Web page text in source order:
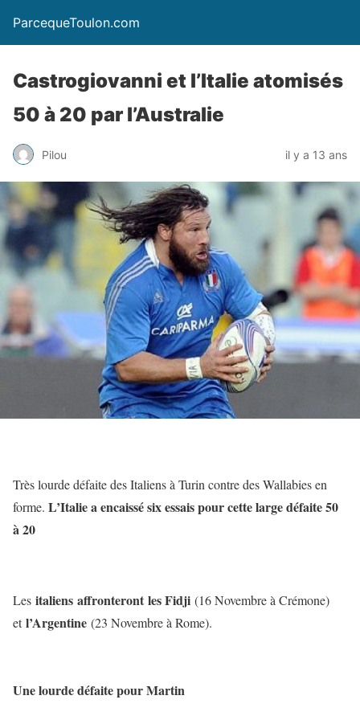
ParcequeToulon.com
Castrogiovanni et l’Italie atomisés
50 à 20 par l’Australie
Pilou il y a 13 ans
Très lourde défaite des Italiens à Turin contre des Wallabies en
forme. L’Italie a encaissé six essais pour cette large défaite 50
à 20
Les italiens affronteront les Fidji (16 Novembre à Crémone)
etl’Argentine (23 Novembre à Rome).
Une lourde défaite pour Martin